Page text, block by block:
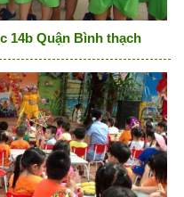
14b Quận Bình thạch